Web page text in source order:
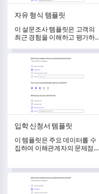
자유 형식 템플릿
이 설문조사 템플릿은 고객의
최근 경험을 이해하고 평가하
귀중한 피드백을 수집합니다.
입학 신청서 템플릿
입학 신청서 템플릿
이 템플릿은 주요 데이터를 수
집하여 이해관계자의 문제점을
수집하는 데 도움을 줍니다.
입학 문의 양식 템플릿